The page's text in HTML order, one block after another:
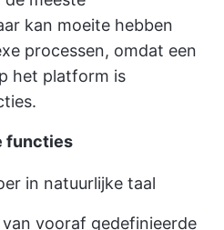
kan moeite hebben
processen, omdat een
het platform is
functies
in natuurlijke taal
vooraf gedefinieerde